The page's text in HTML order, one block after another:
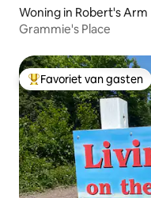
Woning in Robert's Arm
Grammie's Place
Topfavoriet van gasten
Favoriet van gasten